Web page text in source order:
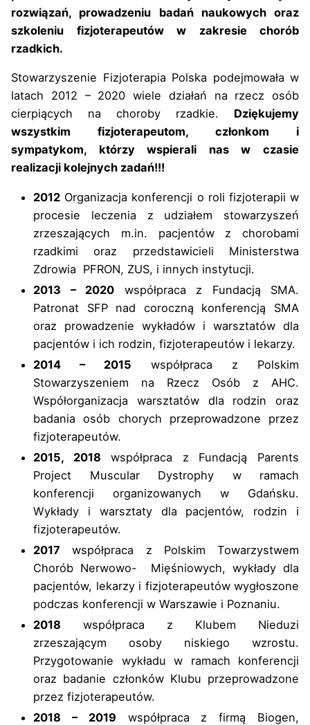
rozwiązań, prowadzeniu badań naukowych oraz
szkoleniu fizjoterapeutów w zakresie chorób
rzadkich.
Stowarzyszenie Fizjoterapia Polska podejmowała w
latach 2012 – 2020 wiele działań na rzecz osób
cierpiących na choroby rzadkie. Dziękujemy
wszystkim fizjoterapeutom, członkom i
sympatykom, którzy wspierali nas w czasie
realizacji kolejnych zadań!!!
2012 Organizacja konferencji o roli fizjoterapii w
procesie leczenia z udziałem stowarzyszeń
zrzeszających m.in. pacjentów z chorobami
rzadkimi oraz przedstawicieli Ministerstwa
Zdrowia PFRON, ZUS, i innych instytucji.
2013 – 2020 współpraca z Fundacją SMA.
Patronat SFP nad coroczną konferencją SMA
oraz prowadzenie wykładów i warsztatów dla
pacjentów i ich rodzin, fizjoterapeutów i lekarzy.
2014 – 2015 współpraca z Polskim
Stowarzyszeniem na Rzecz Osób z AHC.
Współorganizacja warsztatów dla rodzin oraz
badania osób chorych przeprowadzone przez
fizjoterapeutów.
2015, 2018 współpraca z Fundacją Parents
Project Muscular Dystrophy w ramach
konferencji organizowanych w Gdańsku.
Wykłady i warsztaty dla pacjentów, rodzin i
fizjoterapeutów.
2017 współpraca z Polskim Towarzystwem
Chorób Nerwowo- Mięśniowych, wykłady dla
pacjentów, lekarzy i fizjoterapeutów wygłoszone
podczas konferencji w Warszawie i Poznaniu.
2018 współpraca z Klubem Nieduzi
zrzeszającym osoby niskiego wzrostu.
Przygotowanie wykładu w ramach konferencji
oraz badanie członków Klubu przeprowadzone
przez fizjoterapeutów.
2018 – 2019 współpraca z firmą Biogen,